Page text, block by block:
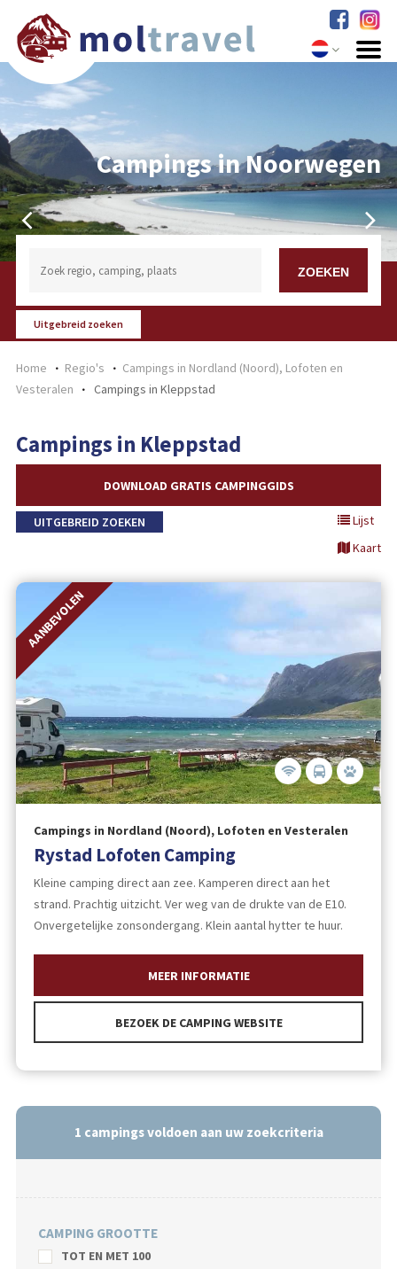
Campings in Noorwegen
Uitgebreid zoeken
Home Regio's
Campings in Nordland (Noord), Lofoten en
Vesteralen
Campings in Kleppstad
Campings in Kleppstad
DOWNLOAD GRATIS CAMPINGGIDS
UITGEBREID ZOEKEN
Lijst
Kaart
AANBEVOLEN
Campings in Nordland (Noord), Lofoten en Vesteralen
Rystad Lofoten Camping
Kleine camping direct aan zee. Kamperen direct aan het
strand. Prachtig uitzicht. Ver weg van de drukte van de E10.
Onvergetelijke zonsondergang. Klein aantal hytter te huur.
MEER INFORMATIE
BEZOEK DE CAMPING WEBSITE
1 campings voldoen aan uw zoekcriteria
CAMPING GROOTTE
TOT EN MET 100